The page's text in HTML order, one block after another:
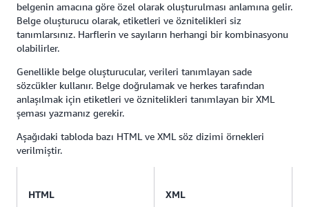
belgenin amacına göre özel olarak oluşturulması anlamına gelir.
Belge oluşturucu olarak, etiketleri ve öznitelikleri siz
tanımlarsınız. Harflerin ve sayıların herhangi bir kombinasyonu
olabilirler.
Genellikle belge oluşturucular, verileri tanımlayan sade
sözcükler kullanır. Belge doğrulamak ve herkes tarafından
anlaşılmak için etiketleri ve öznitelikleri tanımlayan bir XML
şeması yazmanız gerekir.
Aşağıdaki tabloda bazı HTML ve XML söz dizimi örnekleri
verilmiştir.
HTML XML